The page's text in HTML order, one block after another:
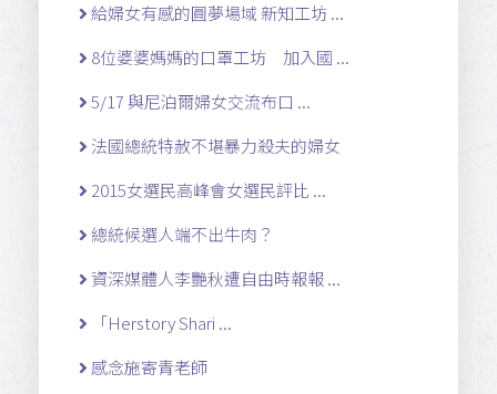
給婦女有感的圓夢場域 新知工坊 ...
8位婆婆媽媽的口罩工坊 加入國 ...
5/17 與尼泊爾婦女交流布口 ...
法國總統特赦不堪暴力殺夫的婦女
2015女選民高峰會女選民評比 ...
總統候選人端不出牛肉？
資深媒體人李艷秋遭自由時報報 ...
「Herstory Shari ...
感念施寄青老師